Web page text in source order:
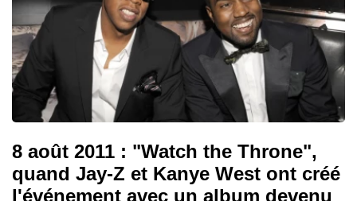
8 août 2011 : "Watch the Throne",
quand Jay-Z et Kanye West ont créé
l'événement avec un album devenu